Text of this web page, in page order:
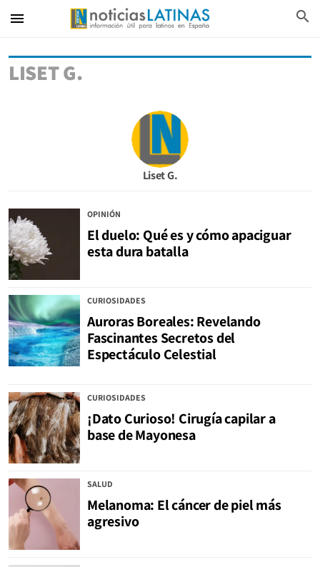
menu search
LISET G.
Liset G.
OPINIÓN
El duelo: Qué es y cómo apaciguar
esta dura batalla
CURIOSIDADES
Auroras Boreales: Revelando
Fascinantes Secretos del
Espectáculo Celestial
CURIOSIDADES
¡Dato Curioso! Cirugía capilar a
base de Mayonesa
SALUD
Melanoma: El cáncer de piel más
agresivo